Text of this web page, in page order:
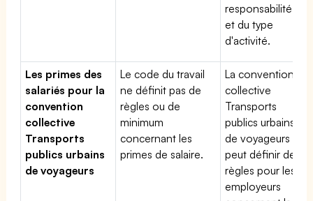
responsabilité
et du type
d'activité.
Les primes des
salariés pour la
convention
collective
Transports
publics urbains
de voyageurs
Le code du travail
ne définit pas de
règles ou de
minimum
concernant les
primes de salaire.
La convention
collective
Transports
publics urbains
de voyageurs
peut définir des
règles pour les
employeurs